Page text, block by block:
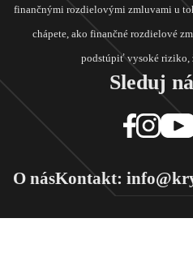
finančnými rozdielovými zmluvami u
chápete, ako finančné rozdielové
podstúpiť vysoké riziko,
Sleduj
O násKontakt: